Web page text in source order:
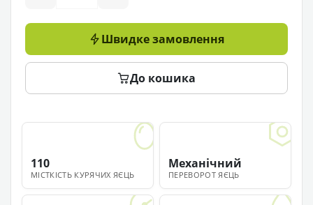
Швидке замовлення
До кошика
МІСТКІСТЬ КУРЯЧИХ ЯЄЦЬ
110
ПЕРЕВОРОТ ЯЄЦЬ
Механічний